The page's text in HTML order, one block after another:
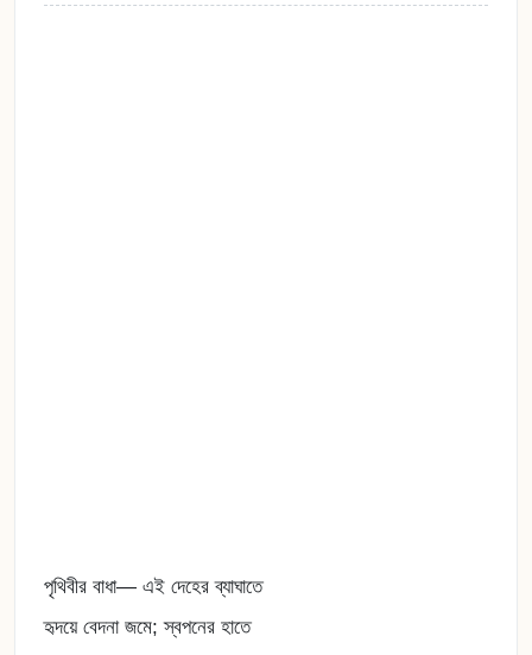
পৃথিবীর বাধা— এই দেহের ব্যাঘাতে
হৃদয়ে বেদনা জমে; স্বপনের হাতে